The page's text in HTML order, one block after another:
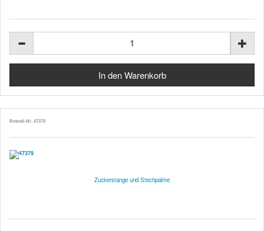
Bestell-Nr. 47379
Zuckerstange und Stechpalme